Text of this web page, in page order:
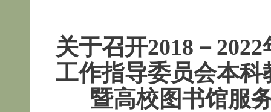
关于召开2018－
工作指导委员会本科
暨高校图书馆服